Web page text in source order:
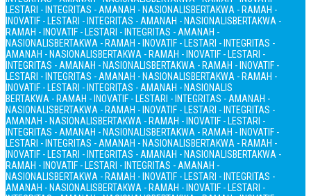
LESTARI - INTEGRITAS - AMANAH - NASIONALISBERTAKWA - RAMAH -
INOVATIF - LESTARI - INTEGRITAS - AMANAH - NASIONALISBERTAKWA -
RAMAH - INOVATIF - LESTARI - INTEGRITAS - AMANAH -
NASIONALISBERTAKWA - RAMAH - INOVATIF - LESTARI - INTEGRITAS -
AMANAH - NASIONALISBERTAKWA - RAMAH - INOVATIF - LESTARI -
INTEGRITAS - AMANAH - NASIONALISBERTAKWA - RAMAH - INOVATIF -
LESTARI - INTEGRITAS - AMANAH - NASIONALISBERTAKWA - RAMAH -
INOVATIF - LESTARI - INTEGRITAS - AMANAH - NASIONALIS
BERTAKWA - RAMAH - INOVATIF - LESTARI - INTEGRITAS - AMANAH -
NASIONALISBERTAKWA - RAMAH - INOVATIF - LESTARI - INTEGRITAS -
AMANAH - NASIONALISBERTAKWA - RAMAH - INOVATIF - LESTARI -
INTEGRITAS - AMANAH - NASIONALISBERTAKWA - RAMAH - INOVATIF -
LESTARI - INTEGRITAS - AMANAH - NASIONALISBERTAKWA - RAMAH -
INOVATIF - LESTARI - INTEGRITAS - AMANAH - NASIONALISBERTAKWA -
RAMAH - INOVATIF - LESTARI - INTEGRITAS - AMANAH -
NASIONALISBERTAKWA - RAMAH - INOVATIF - LESTARI - INTEGRITAS -
AMANAH - NASIONALISBERTAKWA - RAMAH - INOVATIF - LESTARI -